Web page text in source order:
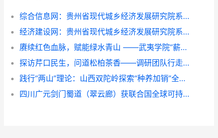
综合信息网：贵州省现代城乡经济发展研究院系列报道之一
经济建设网：贵州省现代城乡经济发展研究院系列报道之一
赓续红色血脉，赋能绿水青山 ——武夷学院“薪火青绿”实践团队深入金坑乡调研红绿融合发展
探访芹口民生，问道松柏茶香——调研团队行走环带看振兴
践行“两山”理论：山西双陀岭探索“种养加销”全链模式，助力乡村振兴
四川广元剑门蜀道（翠云廊）获联合国全球可持续“地球家园”范例奖